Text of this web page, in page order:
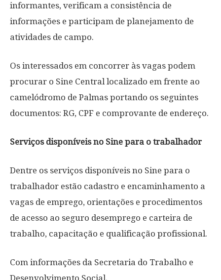
informantes, verificam a consistência de
informações e participam de planejamento de
atividades de campo.
Os interessados em concorrer às vagas podem
procurar o Sine Central localizado em frente ao
camelódromo de Palmas portando os seguintes
documentos: RG, CPF e comprovante de endereço.
Serviços disponíveis no Sine para o trabalhador
Dentre os serviços disponíveis no Sine para o
trabalhador estão cadastro e encaminhamento a
vagas de emprego, orientações e procedimentos
de acesso ao seguro desemprego e carteira de
trabalho, capacitação e qualificação profissional.
Com informações da Secretaria do Trabalho e
Desenvolvimento Social.